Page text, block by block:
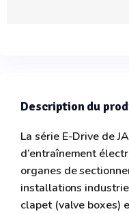
Description du
La série E-Drive de
d’entraînement
organes de
installations
clapet (valve boxes)